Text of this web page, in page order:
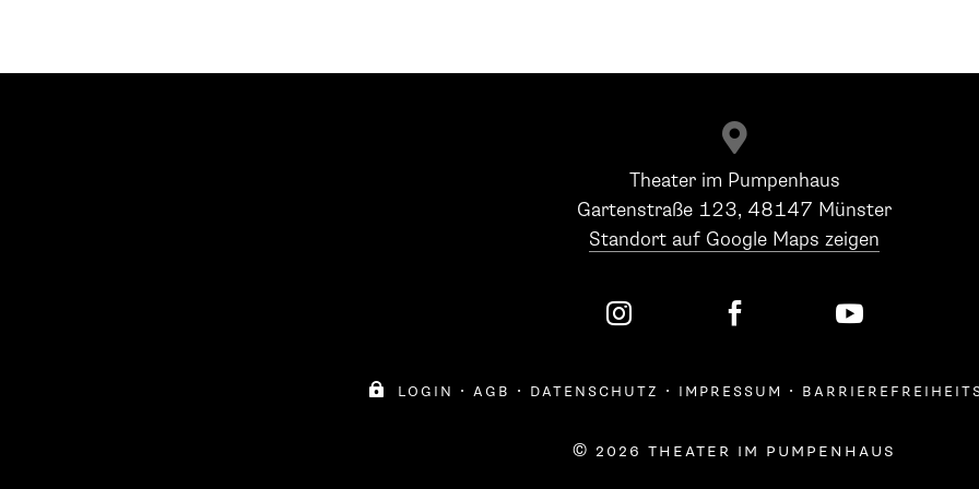

Theater im Pumpenhaus
Gartenstraße 123, 48147 Münster
Standort auf Google Maps zeigen
  
 login · agb · datenschutz · impressum ·
© 2026 theater im pumpenhaus